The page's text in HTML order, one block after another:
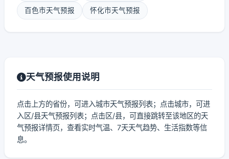
百色市天气预报 怀化市天气预报
天气预报使用说明
点击上方的省份，可进入城市天气预报列表；点击城市，可进
入区/县天气预报列表；点击区/县，可直接跳转至该地区的天
气预报详情页，查看实时气温、7天天气趋势、生活指数等信
息。